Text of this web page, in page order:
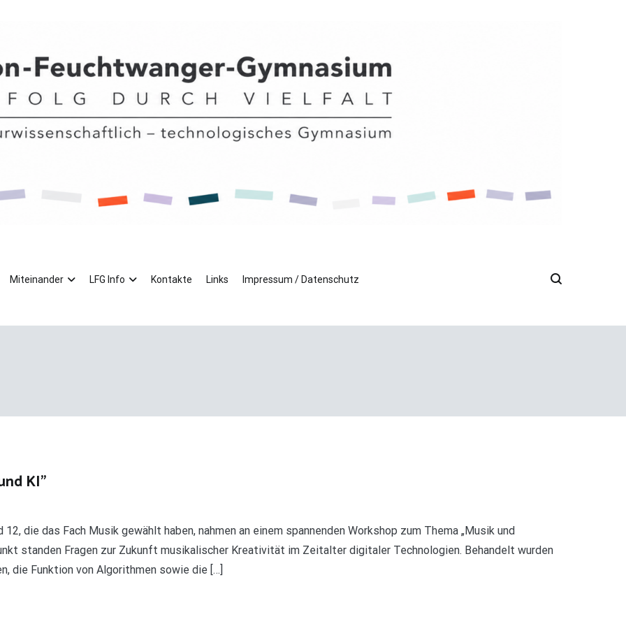
Miteinander LFG Info Kontakte Links Impressum / Datenschutz
KI”
die das Fach Musik gewählt haben, nahmen an einem spannenden Workshop zum Thema „Musik und
standen Fragen zur Zukunft musikalischer Kreativität im Zeitalter digitaler Technologien. Behandelt wurden
die Funktion von Algorithmen sowie die […]